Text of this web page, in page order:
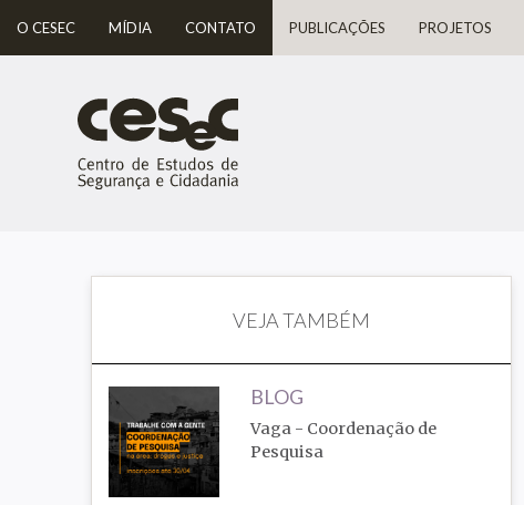
O CESEC MÍDIA CONTATO PUBLICAÇÕES PROJETOS
VEJA TAMBÉM
BLOG
Vaga - Coordenação de
Pesquisa